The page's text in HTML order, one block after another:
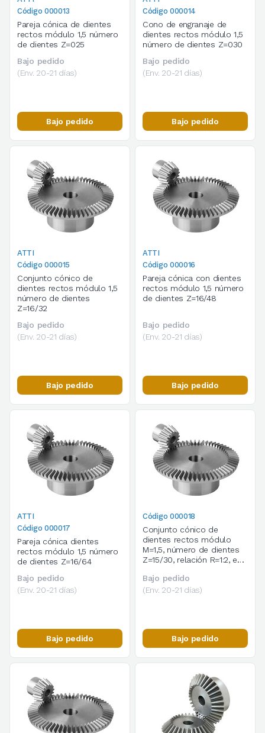
Código 000013
Pareja cónica de dientes
rectos módulo 1,5 número
de dientes Z=025
Bajo pedido
(Env. 20-21 días)
Bajo pedido
Código 000014
Cono de engranaje de
dientes rectos módulo 1,5
número de dientes Z=030
Bajo pedido
(Env. 20-21 días)
Bajo pedido
ATTI
Código 000015
Conjunto cónico de
dientes rectos módulo 1,5
número de dientes
Z=16/32
Bajo pedido
(Env. 20-21 días)
Bajo pedido
ATTI
Código 000016
Pareja cónica con dientes
rectos módulo 1,5 número
de dientes Z=16/48
Bajo pedido
(Env. 20-21 días)
Bajo pedido
ATTI
Código 000017
Pareja cónica dientes
rectos módulo 1,5 número
de dientes Z=16/64
Bajo pedido
(Env. 20-21 días)
Bajo pedido
Código 000018
Conjunto cónico de
dientes rectos módulo
M=1,5, número de dientes
Z=15/30, relación R=1:2, en
Bajo pedido
(Env. 20-21 días)
Bajo pedido